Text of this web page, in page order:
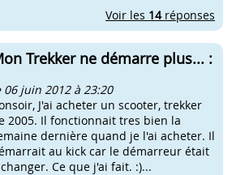
Voir les 14réponses
Trekker ne démarre plus... :
06 juin 2012 à 23:20
J'ai acheter un scooter, trekker
2005. Il fonctionnait tres bien la
dernière quand je l'ai acheter. Il
au kick car le démarreur était
Ce que j'ai fait. :)...